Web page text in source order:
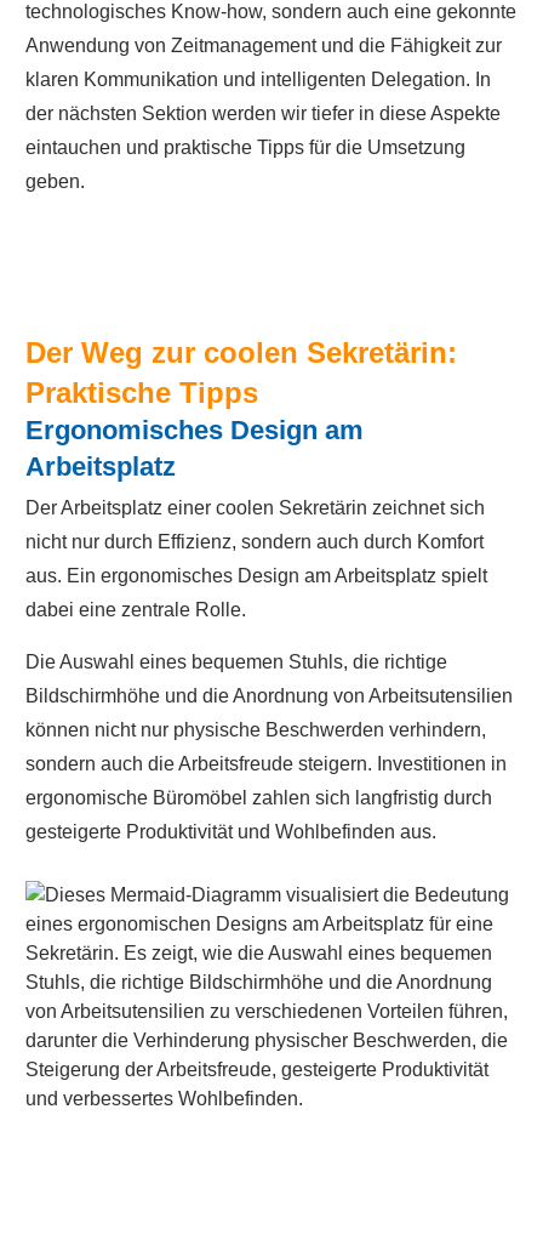
technologisches Know-how, sondern auch eine gekonnte
Anwendung von Zeitmanagement und die Fähigkeit zur
klaren Kommunikation und intelligenten Delegation. In
der nächsten Sektion werden wir tiefer in diese Aspekte
eintauchen und praktische Tipps für die Umsetzung
geben.
Der Weg zur coolen Sekretärin:
Praktische Tipps
Ergonomisches Design am
Arbeitsplatz
Der Arbeitsplatz einer coolen Sekretärin zeichnet sich
nicht nur durch Effizienz, sondern auch durch Komfort
aus. Ein ergonomisches Design am Arbeitsplatz spielt
dabei eine zentrale Rolle.
Die Auswahl eines bequemen Stuhls, die richtige
Bildschirmhöhe und die Anordnung von Arbeitsutensilien
können nicht nur physische Beschwerden verhindern,
sondern auch die Arbeitsfreude steigern. Investitionen in
ergonomische Büromöbel zahlen sich langfristig durch
gesteigerte Produktivität und Wohlbefinden aus.